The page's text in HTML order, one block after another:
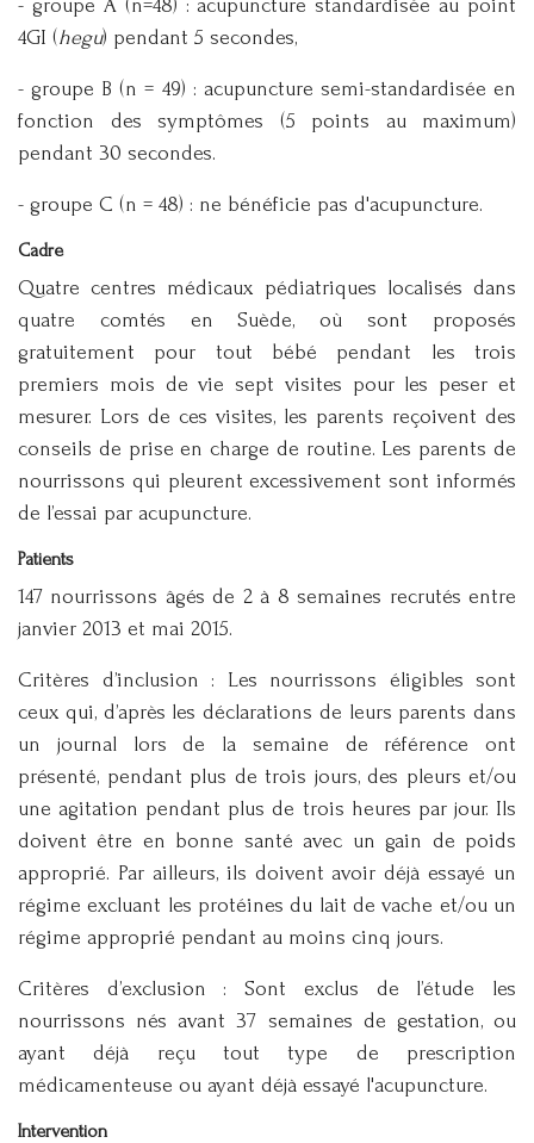
- groupe A (n=48) : acupuncture standardisée au point
4GI (hegu) pendant 5 secondes,
- groupe B (n = 49) : acupuncture semi-standardisée en
fonction des symptômes (5 points au maximum)
pendant 30 secondes.
- groupe C (n = 48) : ne bénéficie pas d'acupuncture.
Cadre
Quatre centres médicaux pédiatriques localisés dans
quatre comtés en Suède, où sont proposés
gratuitement pour tout bébé pendant les trois
premiers mois de vie sept visites pour les peser et
mesurer. Lors de ces visites, les parents reçoivent des
conseils de prise en charge de routine. Les parents de
nourrissons qui pleurent excessivement sont informés
de l’essai par acupuncture.
Patients
147 nourrissons âgés de 2 à 8 semaines recrutés entre
janvier 2013 et mai 2015.
Critères d’inclusion : Les nourrissons éligibles sont
ceux qui, d’après les déclarations de leurs parents dans
un journal lors de la semaine de référence ont
présenté, pendant plus de trois jours, des pleurs et/ou
une agitation pendant plus de trois heures par jour. Ils
doivent être en bonne santé avec un gain de poids
approprié. Par ailleurs, ils doivent avoir déjà essayé un
régime excluant les protéines du lait de vache et/ou un
régime approprié pendant au moins cinq jours.
Critères d’exclusion : Sont exclus de l’étude les
nourrissons nés avant 37 semaines de gestation, ou
ayant déjà reçu tout type de prescription
médicamenteuse ou ayant déjà essayé l'acupuncture.
Intervention